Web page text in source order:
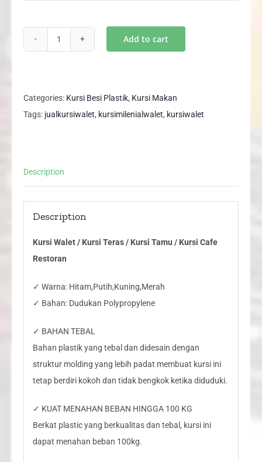
Kursi
Teras
/
quantity
Add to cart
Categories: Kursi Besi Plastik, Kursi Makan
Tags: jualkursiwalet, kursimilenialwalet, kursiwalet
Description
Description
Kursi Walet / Kursi Teras / Kursi Tamu / Kursi Cafe
Restoran
✓ Warna: Hitam,Putih,Kuning,Merah
✓ Bahan: Dudukan Polypropylene
✓ BAHAN TEBAL
Bahan plastik yang tebal dan didesain dengan
struktur molding yang lebih padat membuat kursi ini
tetap berdiri kokoh dan tidak bengkok ketika diduduki.
✓ KUAT MENAHAN BEBAN HINGGA 100 KG
Berkat plastic yang berkualitas dan tebal, kursi ini
dapat menahan beban 100kg.